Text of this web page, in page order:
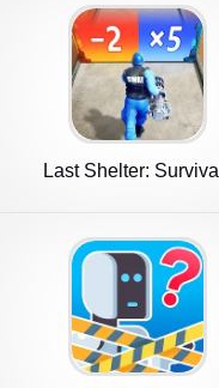
Last Shelter: Survival